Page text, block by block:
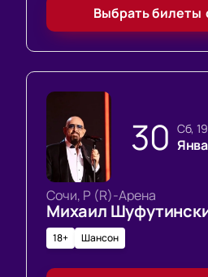
Выбрать билеты
30 сб,
Сочи, Р (R)-Арена
Михаил
18+ Шансон